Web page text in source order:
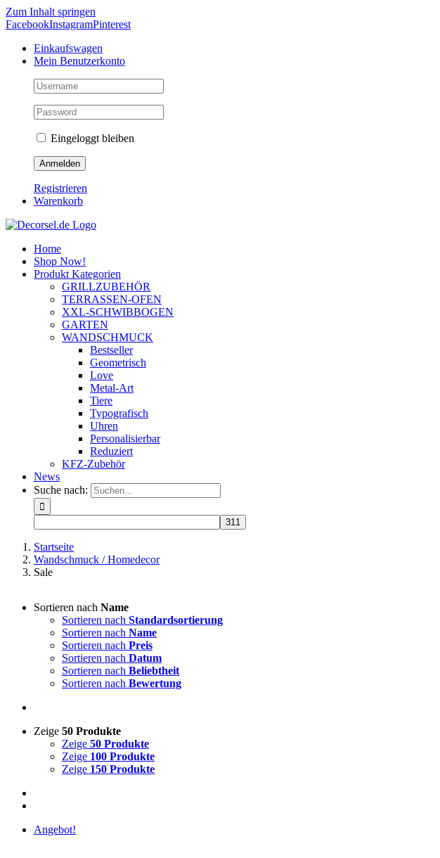
Zum Inhalt springen
FacebookInstagramPinterest
Einkaufswagen
Mein Benutzerkonto
Eingeloggt bleiben
Registrieren
Warenkorb
Home
Shop Now!
Produkt Kategorien
GRILLZUBEHÖR
TERRASSEN-OFEN
XXL-SCHWIBBOGEN
GARTEN
WANDSCHMUCK
Bestseller
Geometrisch
Love
Metal-Art
Tiere
Typografisch
Uhren
Personalisierbar
Reduziert
KFZ-Zubehör
News
Suche nach:
Startseite
Wandschmuck / Homedecor
Sale
Sortieren nach Name
Sortieren nach Standardsortierung
Sortieren nach Name
Sortieren nach Preis
Sortieren nach Datum
Sortieren nach Beliebtheit
Sortieren nach Bewertung
Zeige 50 Produkte
Zeige 50 Produkte
Zeige 100 Produkte
Zeige 150 Produkte
Angebot!